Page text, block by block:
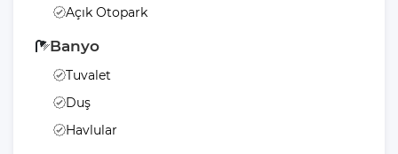
Açık Otopark
Banyo
Tuvalet
Duş
Havlular